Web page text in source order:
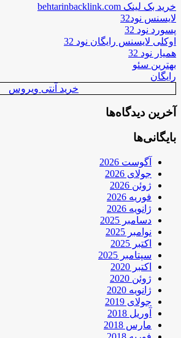
خرید بک لینک behtarinbacklink.com
لایسنس نود32
پسورد نود 32
اوکلی لایسنس رایگان نود 32
همیار نود 32
بهترین سئو
رایگان
خرید آنتی ویروس
آخرین دیدگاه‌ها
بایگانی‌ها
آگوست 2026
جولای 2026
ژوئن 2026
فوریه 2026
ژانویه 2026
دسامبر 2025
نوامبر 2025
اکتبر 2025
سپتامبر 2025
اکتبر 2020
ژوئن 2020
ژانویه 2020
جولای 2019
آوریل 2018
مارس 2018